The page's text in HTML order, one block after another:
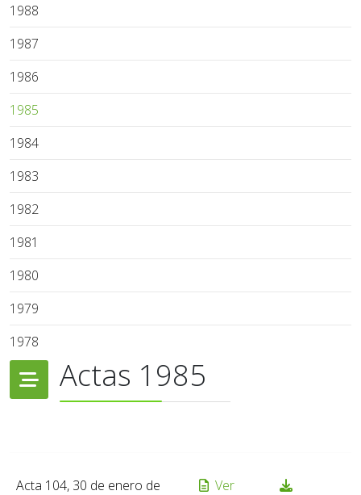
1988
1987
1986
1985
1984
1983
1982
1981
1980
1979
1978
Actas 1985
Acta 104, 30 de enero de
Ver